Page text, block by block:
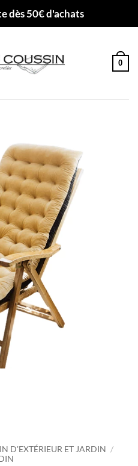
dès 50€ d'achats
0
D'EXTÉRIEUR ET JARDIN /